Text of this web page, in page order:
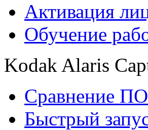
Активация
Обучение
Kodak Alaris
Сравнение
Быстрый